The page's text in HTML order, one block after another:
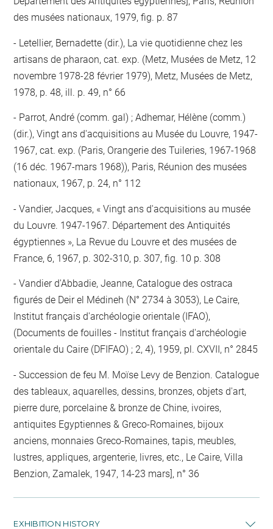
des musées nationaux, 1979, fig. p. 87
Letellier, Bernadette (dir.), La vie quotidienne chez les
artisans de pharaon, cat. exp. (Metz, Musées de Metz, 12
novembre 1978-28 février 1979), Metz, Musées de Metz,
1978, p. 48, ill. p. 49, n° 66
Parrot, André (comm. gal) ; Adhemar, Hélène (comm.)
(dir.), Vingt ans d'acquisitions au Musée du Louvre, 1947-
1967, cat. exp. (Paris, Orangerie des Tuileries, 1967-1968
(16 déc. 1967-mars 1968)), Paris, Réunion des musées
nationaux, 1967, p. 24, n° 112
Vandier, Jacques, « Vingt ans d'acquisitions au musée
du Louvre. 1947-1967. Département des Antiquités
égyptiennes », La Revue du Louvre et des musées de
France, 6, 1967, p. 302-310, p. 307, fig. 10 p. 308
Vandier d'Abbadie, Jeanne, Catalogue des ostraca
figurés de Deir el Médineh (N° 2734 à 3053), Le Caire,
Institut français d'archéologie orientale (IFAO),
(Documents de fouilles - Institut français d'archéologie
orientale du Caire (DFIFAO) ; 2, 4), 1959, pl. CXVII, n° 2845
Succession de feu M. Moïse Levy de Benzion. Catalogue
des tableaux, aquarelles, dessins, bronzes, objets d'art,
pierre dure, porcelaine & bronze de Chine, ivoires,
antiquites Egyptiennes & Greco-Romaines, bijoux
anciens, monnaies Greco-Romaines, tapis, meubles,
lustres, appliques, argenterie, livres, etc., Le Caire, Villa
Benzion, Zamalek, 1947, 14-23 mars], n° 36
EXHIBITION HISTORY